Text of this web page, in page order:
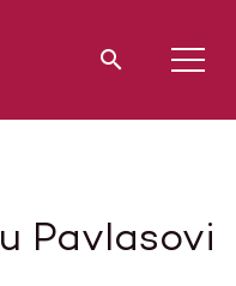
Pavlasovi